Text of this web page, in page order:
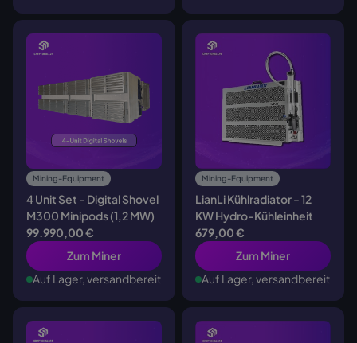
Mining-Equipment
4 Unit Set - Digital Shovel
M300 Minipods (1,2 MW)
99.990,00 €
Zum Miner
Auf Lager, versandbereit
Mining-Equipment
LianLi Kühlradiator - 12
KW Hydro-Kühleinheit
679,00 €
Zum Miner
Auf Lager, versandbereit